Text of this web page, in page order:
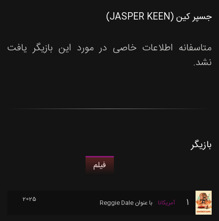
جسپر کین (JASPER KEEN)
متاسفانه اطلاعات خاصی در مورد این بازیگر یافت
نشد.
بازیگر
فیلم
1 آمریکانا با عنوان Reggie Dale
2025